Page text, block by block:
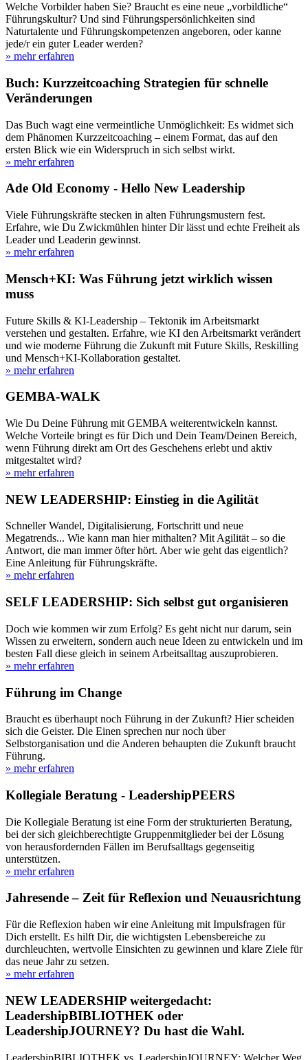
Welche Vorbilder haben Sie? Braucht es eine neue „vorbildliche“
Führungskultur? Und sind Führungspersönlichkeiten sind
Naturtalente und Führungskompetenzen angeboren, oder kanne
jede/r ein guter Leader werden?
» mehr erfahren
Buch: Kurzzeitcoaching Strategien für schnelle
Veränderungen
Das Buch wagt eine vermeintliche Unmöglichkeit: Es widmet sich
dem Phänomen Kurzzeitcoaching – einem Format, das auf den
ersten Blick wie ein Widerspruch in sich selbst wirkt.
» mehr erfahren
Ade Old Economy - Hello New Leadership
Viele Führungskräfte stecken in alten Führungsmustern fest.
Erfahre, wie Du Zwickmühlen hinter Dir lässt und echte Freiheit als
Leader und Leaderin gewinnst.
» mehr erfahren
Mensch+KI: Was Führung jetzt wirklich wissen
muss
Future Skills & KI-Leadership – Tektonik im Arbeitsmarkt
verstehen und gestalten. Erfahre, wie KI den Arbeitsmarkt verändert
und wie moderne Führung die Zukunft mit Future Skills, Reskilling
und Mensch+KI-Kollaboration gestaltet.
» mehr erfahren
GEMBA-WALK
Wie Du Deine Führung mit GEMBA weiterentwickeln kannst.
Welche Vorteile bringt es für Dich und Dein Team/Deinen Bereich,
wenn Führung direkt am Ort des Geschehens erlebt und aktiv
mitgestaltet wird?
» mehr erfahren
NEW LEADERSHIP: Einstieg in die ­Agilität
Schneller Wandel, Digitalisierung, Fortschritt und neue
Megatrends... Wie kann man hier mithalten? Mit Agilität – so die
Antwort, die man immer öfter hört. Aber wie geht das eigentlich?
Eine Anleitung für Führungskräfte.
» mehr erfahren
SELF LEADERSHIP: Sich selbst gut organisieren
Doch wie kommen wir zum Erfolg? Es geht nicht nur darum, sein
Wissen zu erweitern, sondern auch neue Ideen zu entwickeln und im
besten Fall diese gleich in seinem Arbeitsalltag auszuprobieren.
» mehr erfahren
Führung im Change
Braucht es überhaupt noch Führung in der Zukunft? Hier scheiden
sich die Geister. Die Einen sprechen nur noch über
Selbstorganisation und die Anderen behaupten die Zukunft braucht
Führung.
» mehr erfahren
Kollegiale Beratung - LeadershipPEERS
Die Kollegiale Beratung ist eine Form der strukturierten Beratung,
bei der sich gleichberechtigte Gruppenmitglieder bei der Lösung
von herausfordernden Fällen im Berufsalltags gegenseitig
unterstützen.
» mehr erfahren
Jahresende – Zeit für Reflexion und Neuausrichtung
Für die Reflexion haben wir eine Anleitung mit Impulsfragen für
Dich erstellt. Es hilft Dir, die wichtigsten Lebensbereiche zu
durchleuchten, wertvolle Einsichten zu gewinnen und klare Ziele für
das neue Jahr zu setzen.
» mehr erfahren
NEW LEADERSHIP weitergedacht:
LeadershipBIBLIOTHEK oder
LeadershipJOURNEY? Du hast die Wahl.
LeadershipBIBLIOTHEK vs. LeadershipJOURNEY: Welcher Weg